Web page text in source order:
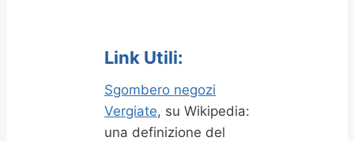
Link Utili:
Sgombero negozi
Vergiate, su Wikipedia:
una definizione del